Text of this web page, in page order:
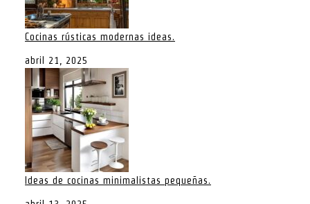
Cocinas rústicas modernas ideas.
abril 21, 2025
Ideas de cocinas minimalistas pequeñas.